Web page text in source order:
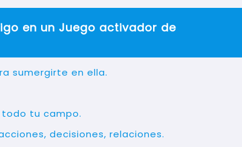
en un Juego activador de
sumergirte en ella.
tu campo.
decisiones, relaciones.